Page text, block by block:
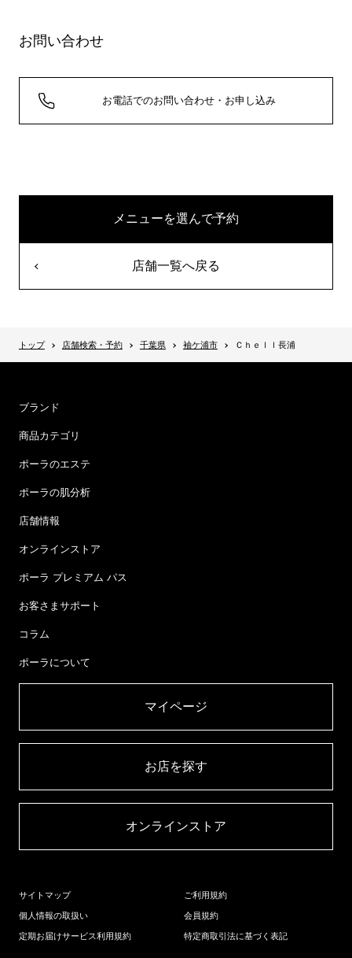
お問い合わせ
お電話でのお問い合わせ・お申し込み
メニューを選んで予約
店舗一覧へ戻る
トップ 店舗検索・予約 千葉県 袖ケ浦市 Ｃｈｅｌｌ長浦
ブランド
商品カテゴリ
ポーラのエステ
ポーラの肌分析
店舗情報
オンラインストア
ポーラ プレミアム パス
お客さまサポート
コラム
ポーラについて
マイページ​
お店を探す​
オンラインストア​
サイトマップ
個人情報の取扱い
定期お届けサービス利用規約
ご利用規約
会員規約
特定商取引法に基づく表記